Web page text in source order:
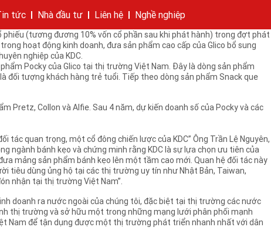
Cam kết của KIDO Nhà sáng lập
bánh
Tin tức
chí của tập đoàn
Nhà đầu tư
cáo Thông tin cổ phần Các công ty thành viên Liên hệ
Liên hệ Nghề nghiệp
kết thỏa thuận hợp tác chiến lược và công bố Kinh Đô chính thức phân
phiếu (tương đương 10% vốn cổ phần sau khi phát hành) trong đợt phát
hoạt động kinh doanh, đưa sản phẩm cao cấp của Glico bổ sung
nghiệp của KDC.
Pocky của Glico tại thị trường Việt Nam. Đây là dòng sản phẩm
đối tượng khách hàng trẻ tuổi. Tiếp theo dòng sản phẩm Snack que
Pretz, Collon và Alfie. Sau 4 năm, dự kiến doanh số của Pocky và các
quan trọng, một cổ đông chiến lược của KDC” Ông Trần Lệ Nguyên,
ngành bánh kẹo và chứng minh rằng KDC là sự lựa chọn ưu tiên của
mảng sản phẩm bánh kẹo lên một tầm cao mới. Quan hệ đối tác này
tiêu dùng ủng hộ tại các thị trường uy tín như Nhật Bản, Taiwan,
nhận tại thị trường Việt Nam”.
doanh ra nước ngoài của chúng tôi, đặc biệt tại thị trường các nước
thị trường và sở hữu một trong những mạng lưới phân phối mạnh
Nam để tận dụng được một thị trường phát triển nhanh nhất với dân